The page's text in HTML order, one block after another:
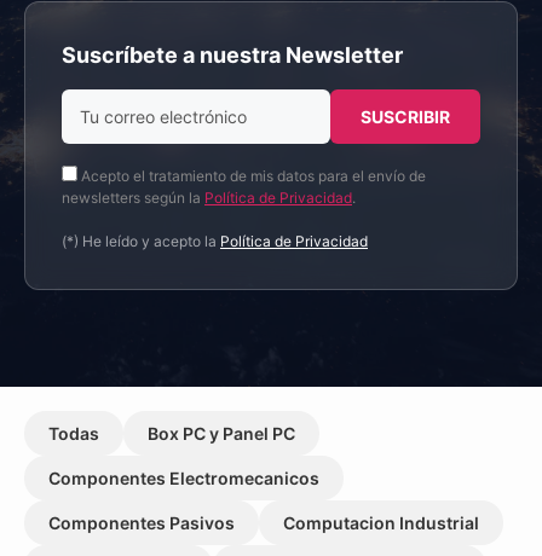
Suscríbete a nuestra Newsletter
Acepto el tratamiento de mis datos para el envío de
newsletters según la Política de Privacidad.
(*) He leído y acepto la Política de Privacidad
Todas Box PC y Panel PC
Componentes Electromecanicos
Componentes Pasivos Computacion Industrial